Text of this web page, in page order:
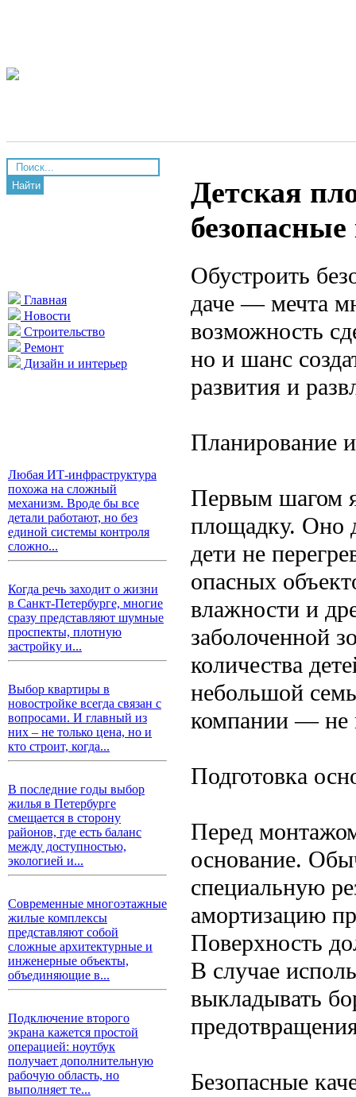
Найти
Главная
Новости
Строительство
Ремонт
Дизайн и интерьер
Любая ИТ-инфраструктура
похожа на сложный
механизм. Вроде бы все
детали работают, но без
единой системы контроля
сложно...
Когда речь заходит о жизни
в Санкт-Петербурге, многие
сразу представляют шумные
проспекты, плотную
застройку и...
Выбор квартиры в
новостройке всегда связан с
вопросами. И главный из
них – не только цена, но и
кто строит, когда...
В последние годы выбор
жилья в Петербурге
смещается в сторону
районов, где есть баланс
между доступностью,
экологией и...
Современные многоэтажные
жилые комплексы
представляют собой
сложные архитектурные и
инженерные объекты,
объединяющие в...
Подключение второго
экрана кажется простой
операцией: ноутбук
получает дополнительную
рабочую область, но
выполняет те...
Детская
Обустроить
даче — мечта
возможность
но и шанс
развития и
Планирование
Первым шагом
площадку. Оно
дети не
опасных
влажности и
заболоченной
количества
небольшой
компании — не
Подготовка
Перед
основание.
специальную
амортизацию
Поверхность
В случае
выкладывать
Безопасные